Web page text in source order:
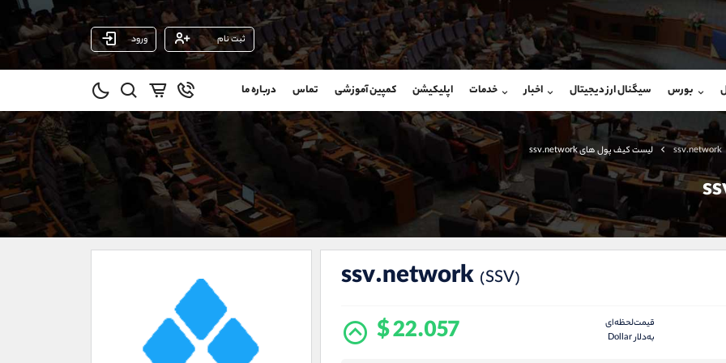
ثبت نام ورود
بورس سیگنال ارز دیجیتال اخبار خدمات اپلیکیشن کمپین آموزشی تماس درباره ما
ssv.network لیست کیف پول های ssv.network
ssv.network (SSV)
قیمت‌لحظه‌ای
به‌دلار Dollar
$ 22.057
شروع گفتگو
@Armteam_admin_por
107
شروع گفتگو
@Armteam_admin_103
داخلی 103
(فائزه تهرانی)
09101364784
واتساپ شروع گفتگو
تلگرام @Armteam_admin_104
021-22021030
021-22021040
@alireza.mehrabii
@alirezamehrabi_com
@alirezamehrabi_official